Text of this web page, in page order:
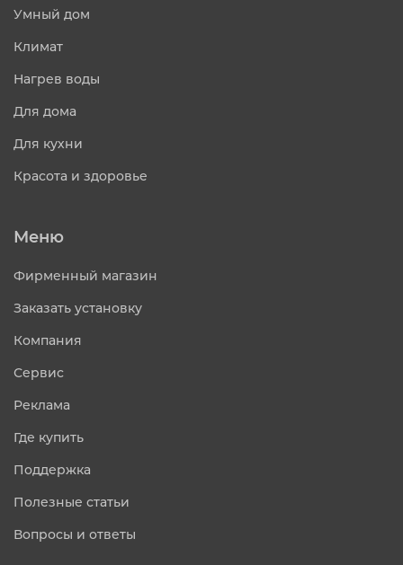
Умный дом
Климат
Нагрев воды
Для дома
Для кухни
Красота и здоровье
Меню
Фирменный магазин
Заказать установку
Компания
Сервис
Реклама
Где купить
Поддержка
Полезные статьи
Вопросы и ответы